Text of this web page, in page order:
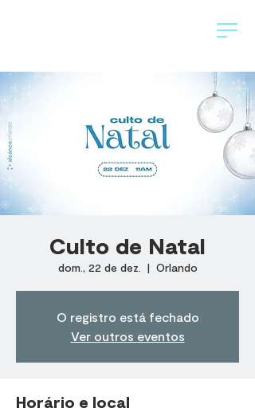
Culto de Natal
dom., 22 de dez.
  |
Orlando
O registro está fechado
Ver outros eventos
Horário e local